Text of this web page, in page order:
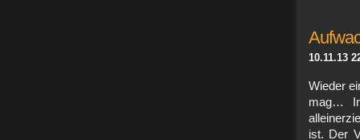
10.11.13
Wieder
mag…
ist. Der